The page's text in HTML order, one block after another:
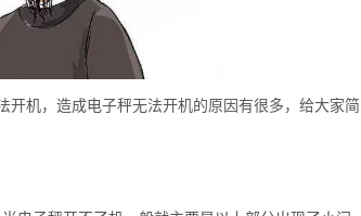
机，造成电子秤无法开机的原因有很多，给大家简